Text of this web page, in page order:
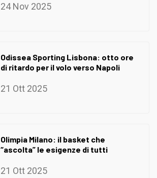
24 Nov 2025
Odissea Sporting Lisbona: otto ore
di ritardo per il volo verso Napoli
21 Ott 2025
Olimpia Milano: il basket che
“ascolta” le esigenze di tutti
21 Ott 2025